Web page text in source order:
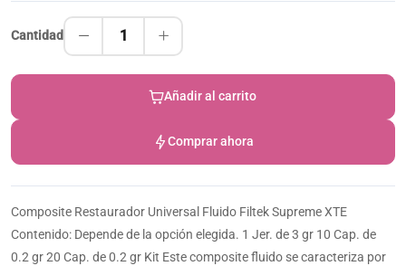
Cantidad 1
Añadir al carrito
Comprar ahora
Composite Restaurador Universal Fluido Filtek Supreme XTE
Contenido: Depende de la opción elegida. 1 Jer. de 3 gr 10 Cap. de
0.2 gr 20 Cap. de 0.2 gr Kit Este composite fluido se caracteriza por